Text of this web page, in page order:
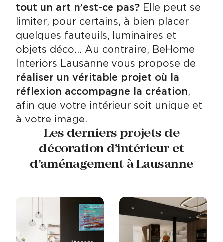
tout un art n’est-ce pas? Elle peut se
limiter, pour certains, à bien placer
quelques fauteuils, luminaires et
objets déco… Au contraire, BeHome
Interiors Lausanne vous propose de
réaliser un véritable projet où la
réflexion accompagne la création,
afin que votre intérieur soit unique et
à votre image.
Les derniers projets de
décoration d’intérieur et
d’aménagement à Lausanne